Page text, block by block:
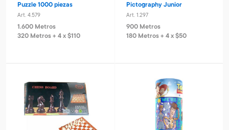
Puzzle 1000 piezas
Art. 4.579
1.600 Metros
320 Metros + 4 x $110
Pictography Junior
Art. 1.297
900 Metros
180 Metros + 4 x $50